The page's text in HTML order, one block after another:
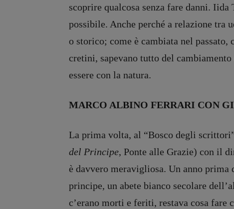
Copyright © 2018 – 2023 Pulp Magazine – Associazione Pulp Magazine –
scoprire qualcosa senza fare danni.
possibile. Anche perché a relazione tra
o storico; come è cambiata nel
cretini, sapevano tutto del
essere con la natura.
MARCO ALBINO FERRARI CON
La prima volta, al “Bosco degli
del Principe, Ponte alle Grazie) con il
è davvero meravigliosa. Un anno prima
principe, un abete bianco secolare
c’erano morti e feriti, restava cosa fare